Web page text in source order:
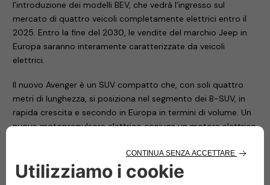
l’introduzione dei modelli BEV, che vedrà l’ingresso sul
mercato di quattro veicoli completamente elettrici entro il
2025. Entro la fine del 2030, le vendite del marchio Jeep in
Europa saranno interamente caratterizzate da veicoli
elettrici.
Il nuovo Avenger è un SUV compatto che, con soli quattro
metri di lunghezza, si posiziona nel segmento dei B-SUV, in
rapida crescita e secondo in Europa in termini di volume. Un
nuovo motopropulsore elettrico coniuga un motore elettrico
massima e una nuova batteria da 54 kWh.
Al fianco di Jeep Avenger troviamo Free2move eSolutions,